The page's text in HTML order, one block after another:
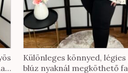
Különleges könnyed,
blúz nyaknál megköthető